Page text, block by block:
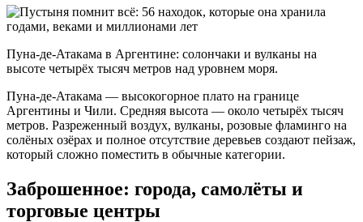
Пуна-де-Атакама в Аргентине: солончаки и вулканы на
высоте четырёх тысяч метров над уровнем моря.
Пуна-де-Атакама — высокогорное плато на границе
Аргентины и Чили. Средняя высота — около четырёх тысяч
метров. Разреженный воздух, вулканы, розовые фламинго на
солёных озёрах и полное отсутствие деревьев создают пейзаж,
который сложно поместить в обычные категории.
Заброшенное: города, самолёты и
торговые центры